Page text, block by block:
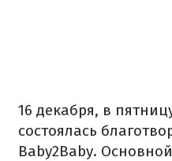
16 декабря, в
состоялась
Baby2Baby.